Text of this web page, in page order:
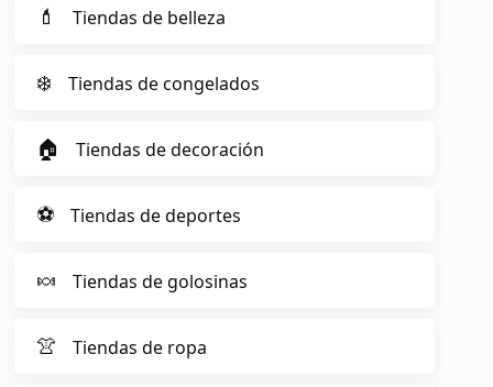
💄 Tiendas de belleza
❄️ Tiendas de congelados
🏠 Tiendas de decoración
⚽ Tiendas de deportes
🍬 Tiendas de golosinas
👚 Tiendas de ropa